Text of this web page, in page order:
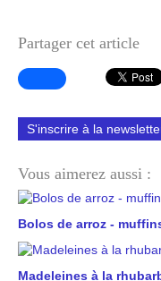
Partager cet article
S'inscrire à la
Vous aimerez aussi :
Bolos de arroz -
Madeleines à la